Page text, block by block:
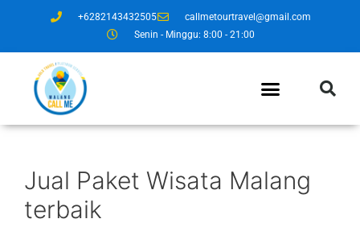
+6282143432505
callmetourtravel@gmail.com
Senin - Minggu: 8:00 - 21:00
Jual Paket Wisata Malang
terbaik